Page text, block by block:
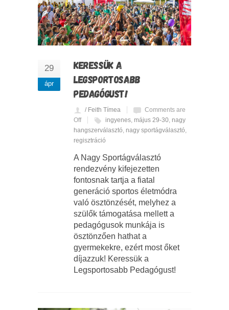
29
ápr
KERESSÜK A
LEGSPORTOSABB
PEDAGÓGUST!
/ Feith Tímea
Comments are
Off
ingyenes, május 29-30, nagy
hangszerválasztó, nagy sportágválasztó,
regisztráció
A Nagy Sportágválasztó
rendezvény kifejezetten
fontosnak tartja a fiatal
generáció sportos életmódra
való ösztönzését, melyhez a
szülők támogatása mellett a
pedagógusok munkája is
ösztönzően hathat a
gyermekekre, ezért most őket
díjazzuk! Keressük a
Legsportosabb Pedagógust!